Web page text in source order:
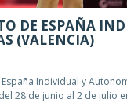
DE ESPAÑA
(VALENCIA)
Individual y
28 de junio al 2 de julio